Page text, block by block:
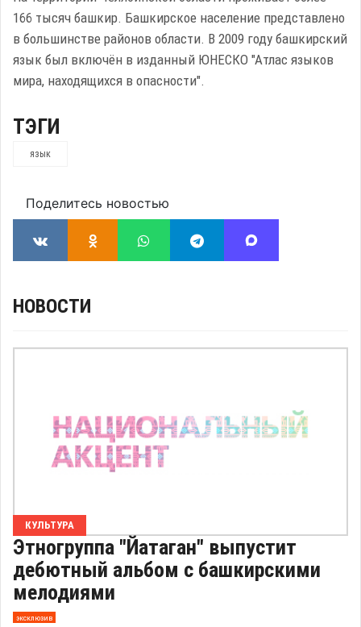
166 тысяч башкир. Башкирское население представлено
в большинстве районов области. В 2009 году башкирский
язык был включён в изданный ЮНЕСКО "Атлас языков
мира, находящихся в опасности".
ТЭГИ
язык
Поделитесь новостью
НОВОСТИ
КУЛЬТУРА
Этногруппа "Йатаган" выпустит
дебютный альбом с башкирскими
мелодиями
эксклюзив